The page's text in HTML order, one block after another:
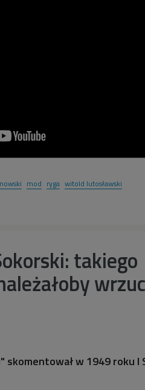
mod ryga witold lutosławski
takiego
skomentował w 1949 roku I